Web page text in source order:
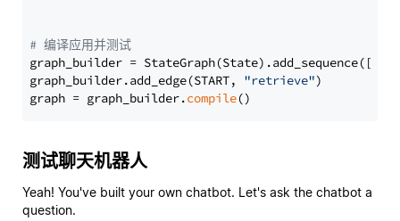
# 编译应用并测试
graph_builder =
graph_builder.add_edge(START, "retrieve")
graph = graph_builder.compile
测试聊天机器人
Yeah! You've built your own chatbot. Let's ask the chatbot a
question.